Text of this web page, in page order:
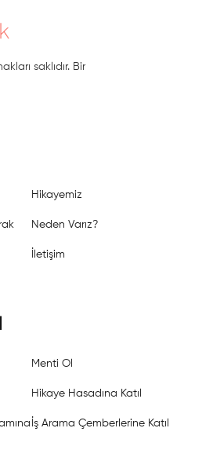
saklıdır. Bir
Hikayemiz
Neden Varız?
İletişim
Menti Ol
Hikaye Hasadına Katıl
İş Arama Çemberlerine Katıl